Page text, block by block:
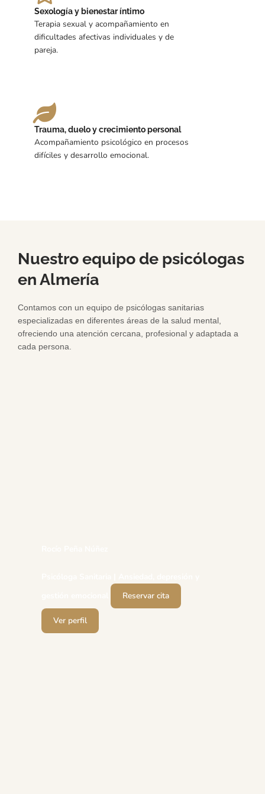
Sexología y bienestar íntimo
Terapia sexual y acompañamiento en
dificultades afectivas individuales y de
pareja.
Trauma, duelo y crecimiento personal
Acompañamiento psicológico en procesos
difíciles y desarrollo emocional.
Nuestro equipo de psicólogas
en Almería
Contamos con un equipo de psicólogas sanitarias
especializadas en diferentes áreas de la salud mental,
ofreciendo una atención cercana, profesional y adaptada a
cada persona.
Reservar cita
Ver perfil